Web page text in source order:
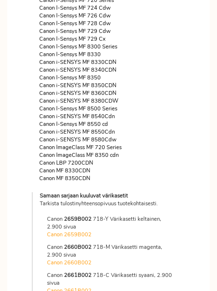
Canon I-Sensys MF 724 Cdw
Canon I-Sensys MF 726 Cdw
Canon I-Sensys MF 728 Cdw
Canon I-Sensys MF 729 Cdw
Canon I-Sensys MF 729 Cx
Canon I-Sensys MF 8300 Series
Canon I-Sensys MF 8330
Canon i-SENSYS MF 8330CDN
Canon i-SENSYS MF 8340CDN
Canon I-Sensys MF 8350
Canon i-SENSYS MF 8350CDN
Canon i-SENSYS MF 8360CDN
Canon i-SENSYS MF 8380CDW
Canon I-Sensys MF 8500 Series
Canon i-SENSYS MF 8540Cdn
Canon I-Sensys MF 8550 cd
Canon i-SENSYS MF 8550Cdn
Canon i-SENSYS MF 8580Cdw
Canon ImageClass MF 720 Series
Canon ImageClass MF 8350 cdn
Canon LBP 7200CDN
Canon MF 8330CDN
Canon MF 8350CDN
Samaan sarjaan kuuluvat värikasetit
Tarkista tulostinyhteensopivuus tuotekohtaisesti.
Canon 2659B002 718-Y Värikasetti keltainen,
2.900 sivua
Canon 2659B002
Canon 2660B002 718-M Värikasetti magenta,
2.900 sivua
Canon 2660B002
Canon 2661B002 718-C Värikasetti syaani, 2.900
sivua